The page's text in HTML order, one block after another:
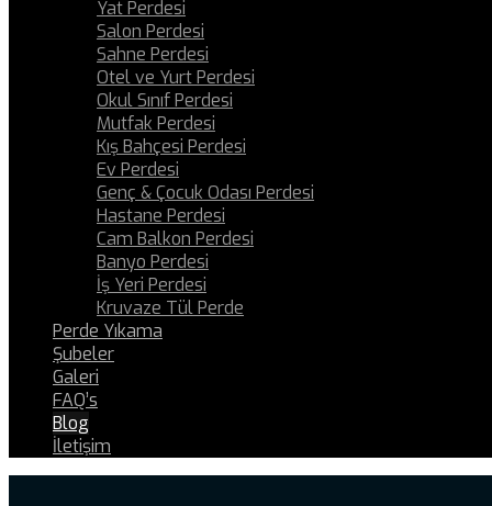
Yat Perdesi
Salon Perdesi
Sahne Perdesi
Otel ve Yurt Perdesi
Okul Sınıf Perdesi
Mutfak Perdesi
Kış Bahçesi Perdesi
Ev Perdesi
Genç & Çocuk Odası Perdesi
Hastane Perdesi
Cam Balkon Perdesi
Banyo Perdesi
İş Yeri Perdesi
Kruvaze Tül Perde
Perde Yıkama
Şubeler
Galeri
FAQ’s
Blog
İletişim